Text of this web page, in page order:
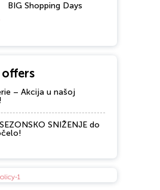
BIG Shopping Days
offers
– Akcija u našoj
SNIŽENJE do